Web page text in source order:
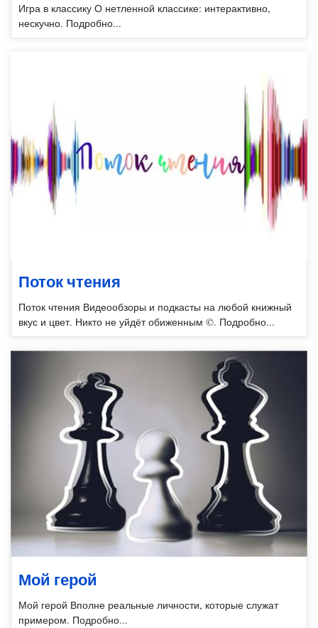
Игра в классику О нетленной классике: интерактивно,
нескучно. Подробно...
Поток чтения
Поток чтения Видеообзоры и подкасты на любой книжный
вкус и цвет. Никто не уйдёт обиженным ©. Подробно...
Мой герой
Мой герой Вполне реальные личности, которые служат
примером. Подробно...